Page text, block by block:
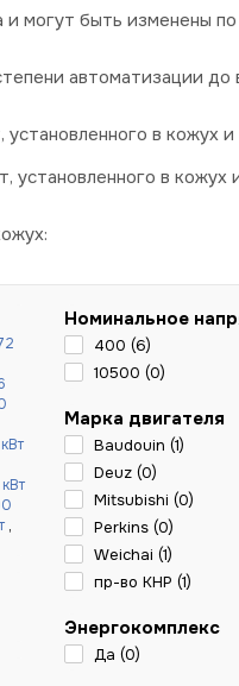
могут быть изменены
автоматизации до
в кожух и
в кожух
,
Номинальное
400 (6)
10500 (0)
Марка двигателя
Baudouin (1)
Deuz (0)
Mitsubishi (0)
Perkins (0)
Weichai (1)
пр-во КНР (1)
Энергокомплекс
Да (0)